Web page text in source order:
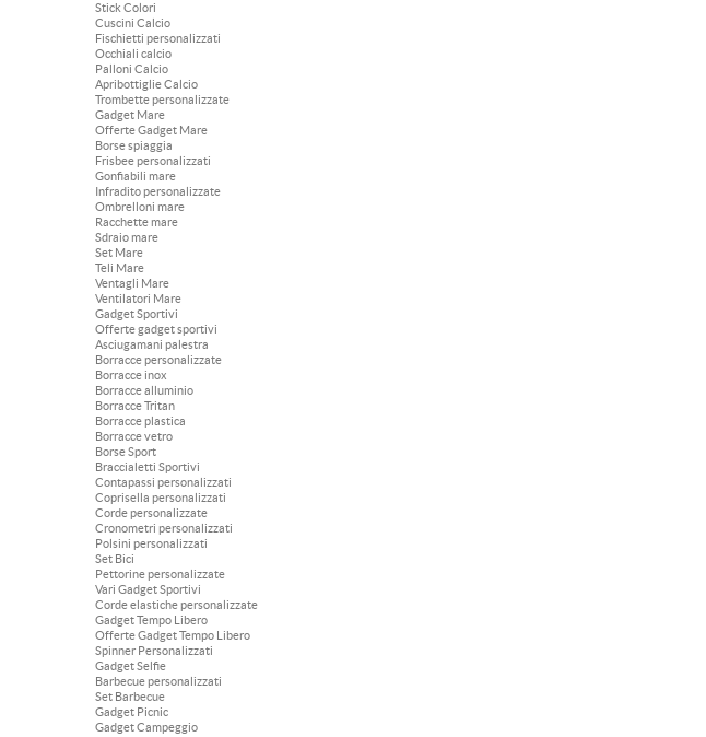
Stick Colori
Cuscini Calcio
Fischietti personalizzati
Occhiali calcio
Palloni Calcio
Apribottiglie Calcio
Trombette personalizzate
Gadget Mare
Offerte Gadget Mare
Borse spiaggia
Frisbee personalizzati
Gonfiabili mare
Infradito personalizzate
Ombrelloni mare
Racchette mare
Sdraio mare
Set Mare
Teli Mare
Ventagli Mare
Ventilatori Mare
Gadget Sportivi
Offerte gadget sportivi
Asciugamani palestra
Borracce personalizzate
Borracce inox
Borracce alluminio
Borracce Tritan
Borracce plastica
Borracce vetro
Borse Sport
Braccialetti Sportivi
Contapassi personalizzati
Coprisella personalizzati
Corde personalizzate
Cronometri personalizzati
Polsini personalizzati
Set Bici
Pettorine personalizzate
Vari Gadget Sportivi
Corde elastiche personalizzate
Gadget Tempo Libero
Offerte Gadget Tempo Libero
Spinner Personalizzati
Gadget Selfie
Barbecue personalizzati
Set Barbecue
Gadget Picnic
Gadget Campeggio